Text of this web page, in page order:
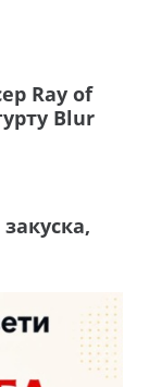
Ray of
Blur